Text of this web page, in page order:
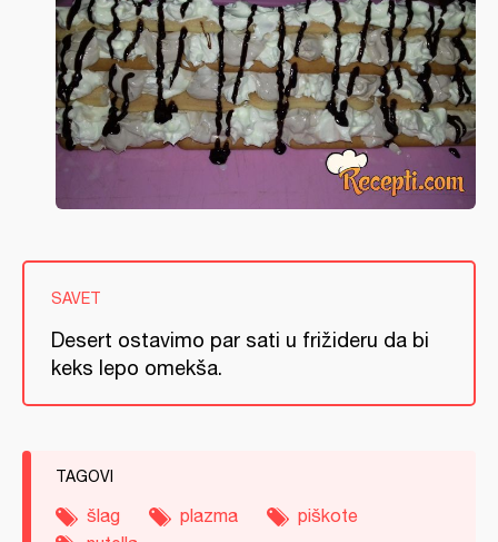
SAVET
Desert ostavimo par sati u frižideru da bi
keks lepo omekša.
TAGOVI
šlag plazma
piškote